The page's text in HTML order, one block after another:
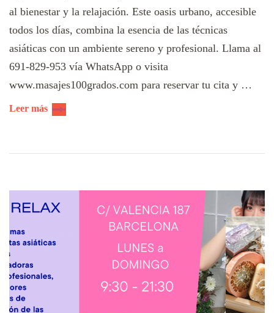
al bienestar y la relajación. Este oasis urbano, accesible
todos los días, combina la esencia de las técnicas
asiáticas con un ambiente sereno y profesional. Llama al
691-829-953 vía WhatsApp o visita
www.masajes100grados.com para reservar tu cita y …
Leer más